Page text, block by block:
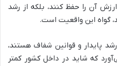
آن را حفظ کنند، بلکه از رشد
گواه این واقعیت است.
پایدار و قوانین شفاف هستند،
که شاید در داخل کشور کمتر